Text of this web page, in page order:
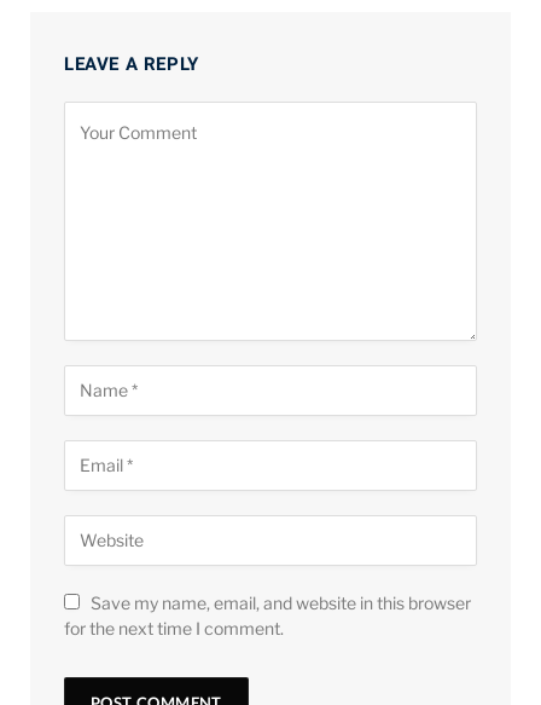
LEAVE A REPLY
Save my name, email, and website in this browser
for the next time I comment.